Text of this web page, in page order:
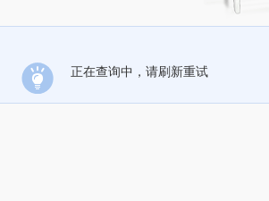
正在查询中，请刷新重试